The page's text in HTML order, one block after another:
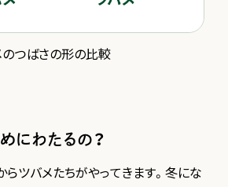
つばさの形の比較
にわたるの？
ツバメたちがやってきます。冬にな